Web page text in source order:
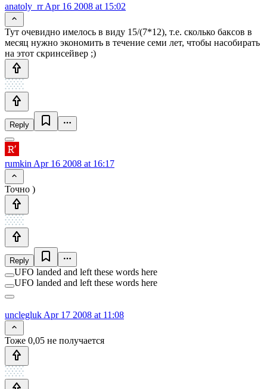
anatoly_rrApr 16 2008 at 15:02
Тут очевидно имелось в виду 15/(7*12), т.е. сколько баксов в
месяц нужно экономить в течение семи лет, чтобы насобирать
на этот скринсейвер ;)
Reply
rumkin Apr 16 2008 at 16:17
Точно )
Reply
UFO landed and left these words here
UFO landed and left these words here
unclegluk Apr 17 2008 at 11:08
Тоже 0,05 не получается